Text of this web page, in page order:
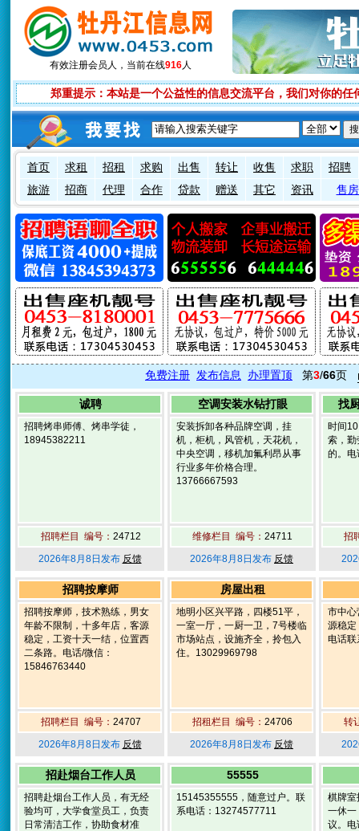
有效注册会员 人，当前在线916人
郑重提示：本站是一个公益性的信息交流平台，我们对你的
首页 求租 招租 求购 出售 转让 收售 求职
招聘
旅游
招商 代理 合作 贷款 赠送 其它 资讯 售
免费注册 发布信息 办理置顶 第3/66页
诚聘
招聘烤串师傅、烤串学徒，
18945382211
招聘栏目 编号： 24712
2026年8月8日发布 反馈
空调安装水钻打眼
安装拆卸各种品牌空调，挂
机，柜机，风管机，天花机，
中央空调，移机加氟利昂从事
行业多年价格合理。
13766667593
维修栏目 编号： 24711
2026年8月8日发布 反馈
找
时间
索，勤
的。
招
招聘按摩师
招聘按摩师，技术熟练，男女
年龄不限制，十多年店，客源
稳定，工资十天一结，位置西
二条路。电话/微信：
15846763440
招聘栏目 编号： 24707
2026年8月8日发布 反馈
房屋出租
地明小区兴平路，四楼51平，
一室一厅，一厨一卫，7号楼临
市场站点，设施齐全，拎包入
住。13029969798
招租栏目 编号： 24706
2026年8月8日发布 反馈
市中心
源稳定
电话
转
招赴烟台工作人员
招聘赴烟台工作人员，有无经
验均可，大学食堂员工，负责
日常清洁工作，协助食材准
55555
15145355555，随意过户。联
系电话：13274577711
棋牌室
一休一
议。